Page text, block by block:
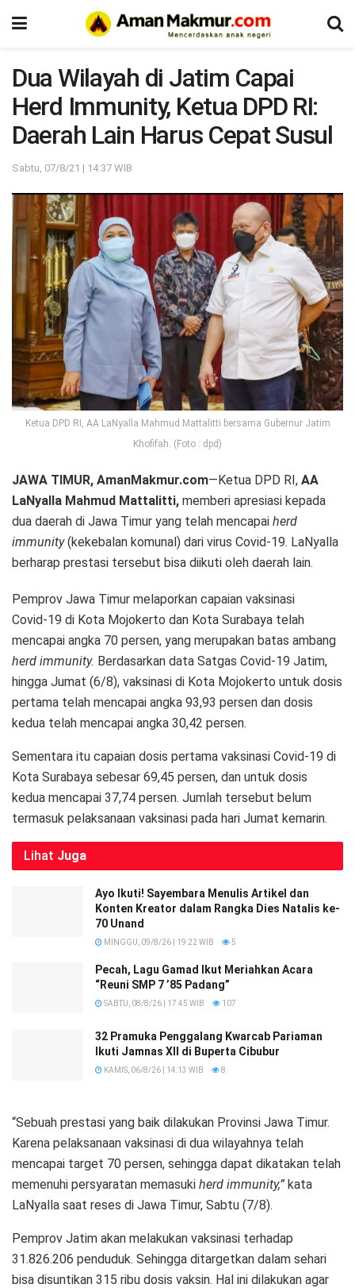
Dua Wilayah di Jatim Capai
Herd Immunity, Ketua DPD RI:
Daerah Lain Harus Cepat Susul
Sabtu, 07/8/21 | 14:37 WIB
Ketua DPD RI, AA LaNyalla Mahmud Mattalitti bersama Gubernur Jatim
Khofifah. (Foto : dpd)
JAWA TIMUR, AmanMakmur.com—Ketua DPD RI, AA
LaNyalla Mahmud Mattalitti, memberi apresiasi kepada
dua daerah di Jawa Timur yang telah mencapai herd
immunity(kekebalan komunal) dari virus Covid-19. LaNyalla
berharap prestasi tersebut bisa diikuti oleh daerah lain.
Pemprov Jawa Timur melaporkan capaian vaksinasi
Covid-19 di Kota Mojokerto dan Kota Surabaya telah
mencapai angka 70 persen, yang merupakan batas ambang
herd immunity. Berdasarkan data Satgas Covid-19 Jatim,
hingga Jumat (6/8), vaksinasi di Kota Mojokerto untuk dosis
pertama telah mencapai angka 93,93 persen dan dosis
kedua telah mencapai angka 30,42 persen.
Sementara itu capaian dosis pertama vaksinasi Covid-19 di
Kota Surabaya sebesar 69,45 persen, dan untuk dosis
kedua mencapai 37,74 persen. Jumlah tersebut belum
termasuk pelaksanaan vaksinasi pada hari Jumat kemarin.
Lihat Juga
Ayo Ikuti! Sayembara Menulis Artikel dan
Konten Kreator dalam Rangka Dies Natalis ke-
70 Unand
MINGGU, 09/8/26 | 19:22 WIB 5
Pecah, Lagu Gamad Ikut Meriahkan Acara
“Reuni SMP 7 ’85 Padang”
SABTU, 08/8/26 | 17:45 WIB 107
32 Pramuka Penggalang Kwarcab Pariaman
Ikuti Jamnas XII di Buperta Cibubur
KAMIS, 06/8/26 | 14:13 WIB 8
“Sebuah prestasi yang baik dilakukan Provinsi Jawa Timur.
Karena pelaksanaan vaksinasi di dua wilayahnya telah
mencapai target 70 persen, sehingga dapat dikatakan telah
memenuhi persyaratan memasuki herd immunity,” kata
LaNyalla saat reses di Jawa Timur, Sabtu (7/8).
Pemprov Jatim akan melakukan vaksinasi terhadap
31.826.206 penduduk. Sehingga ditargetkan dalam sehari
bisa disuntikan 315 ribu dosis vaksin. Hal ini dilakukan agar